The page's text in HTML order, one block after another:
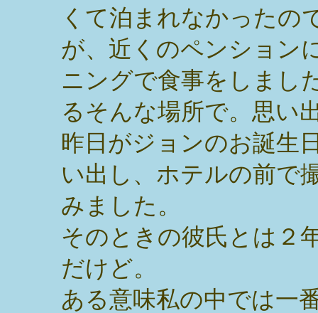
くて泊まれなかったの
が、近くのペンション
ニングで食事をしまし
るそんな場所で。思い
昨日がジョンのお誕生
い出し、ホテルの前で
みました。
そのときの彼氏とは２
だけど。
ある意味私の中では一